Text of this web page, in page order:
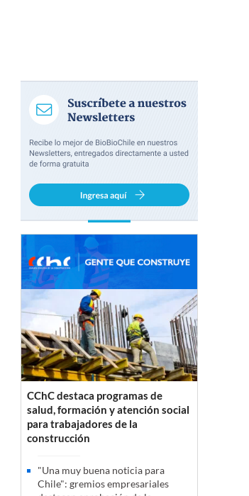
CChC destaca programas de
salud, formación y atención social
para trabajadores de la
construcción
"Una muy buena noticia para
Chile": gremios empresariales